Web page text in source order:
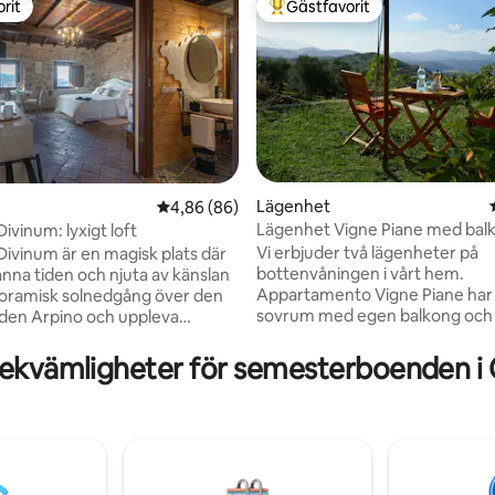
betyg, 26 omdömen
4,86 av 5 i genomsnittligt betyg, 86
4,86 (86)
lyxigt loft
är en magisk plats där
tiden och njuta av känslan
solnedgång över den
Arpino och uppleva
Kombinationen av olika
bubbelpoolen,
svit. En loftsvåning
Populär gästfavorit
Gästfavorit
Lägenhet
Lägenhet Vigne Piane med
egen terrass
Vi erbjuder två lägenheter på
bottenvåningen i vårt hem.
Appartamento Vigne Piane
sovrum med egen balkong
(med bäddsoffa) och ett extra
Denna rymliga lägenhet har
inbjuder till avkoppling och de
väggarna i vårt typiska
för semesterboenden i